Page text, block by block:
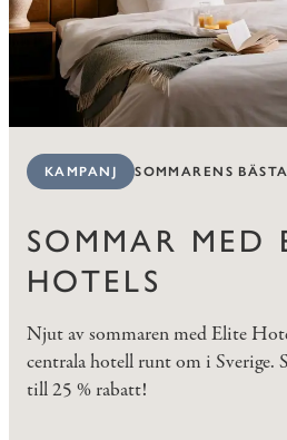
KAMPANJ SOMMARENS
SOMMAR MED
HOTELS
Njut av sommaren med Elite
centrala hotell runt om i Sverige.
till 25 % rabatt!